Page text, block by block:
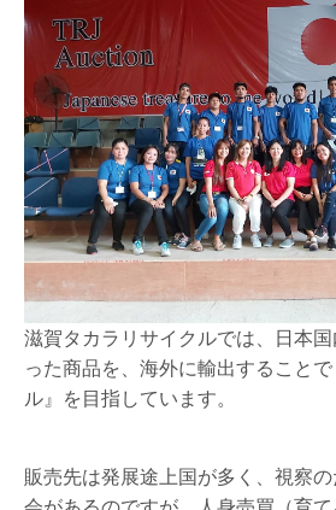
滋賀タカラリサイクルでは、日本
った商品を、海外に輸出すること
ル』を目指しています。
販売先は発展途上国が多く、視察